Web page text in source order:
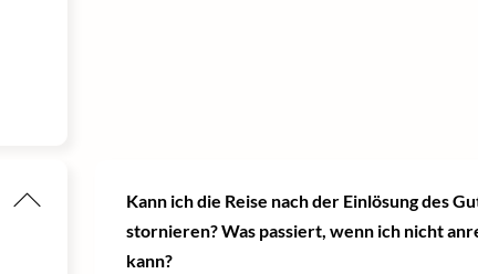
Kann ich die Reise nach der Einlösung des
stornieren? Was passiert, wenn ich nicht
kann?